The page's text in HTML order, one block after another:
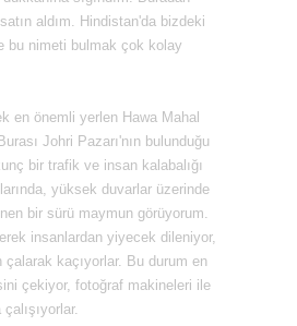
aldım. Hindistan'da bizdeki
bu nimeti bulmak çok kolay
en önemli yerlen Hawa Mahal
Johri Pazarı'nın bulunduğu
bir trafik ve insan kalabalığı
yüksek duvarlar üzerinde
bir sürü maymun görüyorum.
insanlardan yiyecek dileniyor,
çalarak kaçıyorlar. Bu durum en
çekiyor, fotoğraf makineleri ile